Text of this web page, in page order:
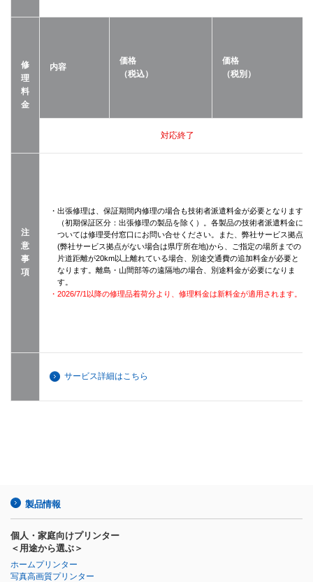
修
理
料
金
内容
価格
（税込）
価格
（税別）
対応終了
注
意
事
項
・出張修理は、保証期間内修理の場合も技術者派遣料金が必要となります
（初期保証区分：出張修理の製品を除く）。各製品の技術者派遣料金に
ついては修理受付窓口にお問い合せください。また、弊社サービス拠点
(弊社サービス拠点がない場合は県庁所在地)から、ご指定の場所までの
片道距離が20km以上離れている場合、別途交通費の追加料金が必要と
なります。離島・山間部等の遠隔地の場合、別途料金が必要になりま
す。
・2026/7/1以降の修理品着荷分より、修理料金は新料金が適用されます。
サービス詳細はこちら
製品情報
個人・家庭向けプリンター
＜用途から選ぶ＞
ホームプリンター
写真高画質プリンター